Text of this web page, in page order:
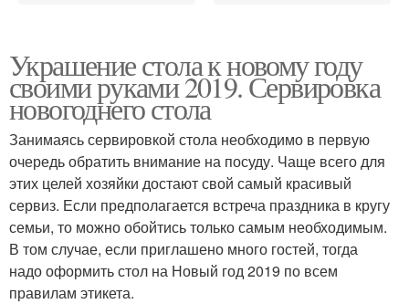
Украшение стола к новому году
своими руками 2019. Сервировка
новогоднего стола
Занимаясь сервировкой стола необходимо в первую
очередь обратить внимание на посуду. Чаще всего для
этих целей хозяйки достают свой самый красивый
сервиз. Если предполагается встреча праздника в кругу
семьи, то можно обойтись только самым необходимым.
В том случае, если приглашено много гостей, тогда
надо оформить стол на Новый год 2019 по всем
правилам этикета.